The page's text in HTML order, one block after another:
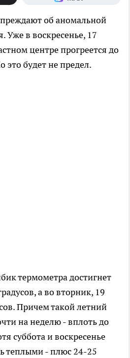
об аномальной
Уже в воскресенье, 17
центре прогреется до
это будет не предел.
термометра достигнет
а во вторник, 19
Причем такой летний
на неделю - вплоть до
суббота и воскресенье
теплыми - плюс 24-25